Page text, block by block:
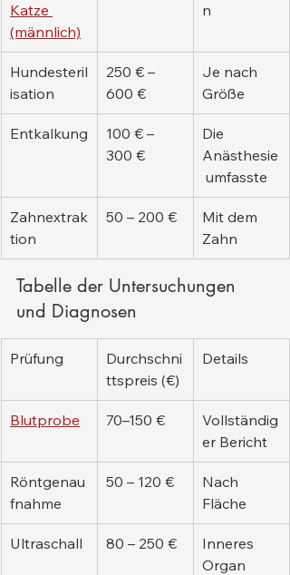
Katze
(männlich)
n
Hundesteril
isation
250 € –
600 €
Je nach
Größe
Entkalkung
100 € –
300 €
Die
Anästhesie
umfasste
Zahnextrak
tion
50 – 200 €
Mit dem
Zahn
Tabelle der Untersuchungen
und Diagnosen
Prüfung
Durchschni
ttspreis (€)
Details
Blutprobe 70–150 €
Vollständig
er Bericht
Röntgenau
fnahme
50 – 120 €
Nach
Fläche
Ultraschall 80 – 250 €
Inneres
Organ